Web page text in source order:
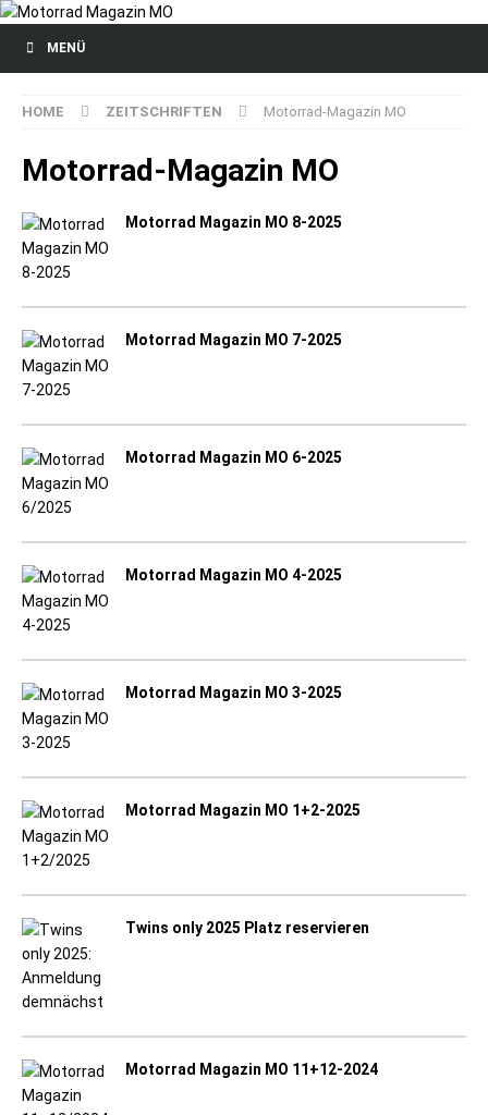
MENÜ
HOME ZEITSCHRIFTEN Motorrad-Magazin MO
Motorrad-Magazin MO
Motorrad Magazin MO 8-2025
Motorrad Magazin MO 7-2025
Motorrad Magazin MO 6-2025
Motorrad Magazin MO 4-2025
Motorrad Magazin MO 3-2025
Motorrad Magazin MO 1+2-2025
Twins only 2025 Platz reservieren
Motorrad Magazin MO 11+12-2024